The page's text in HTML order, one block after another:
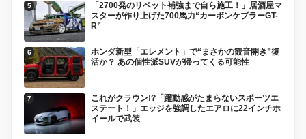
「2700発のリベット補強まで自ら施工！」居酒屋マ
スターが作り上げた700馬力“カーボンケブラーGT-
R”
ホンダ新型「エレメント」で“まさかの観音開き”復
活か？ あの個性派SUVが帰ってくる可能性
これがクラウン!?「躍動感がたまらないスポーツエ
ステート！」エッジを強調したエアロに22インチホ
イールで武装